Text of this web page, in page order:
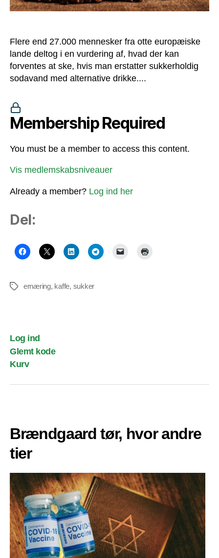
Flere end 27.000 mennesker fra otte europæiske
lande deltog i en vurdering af, hvad der kan
forventes at ske, hvis man erstatter sukkerholdig
sodavand med alternative drikke....
Membership Required
You must be a member to access this content.
Vis medlemskabsniveauer
Already a member? Log ind her
Del:
Tagsernæring, kaffe, sukker
Log ind
Glemt kode
Kurv
Brændgaard tør, hvor andre
tier